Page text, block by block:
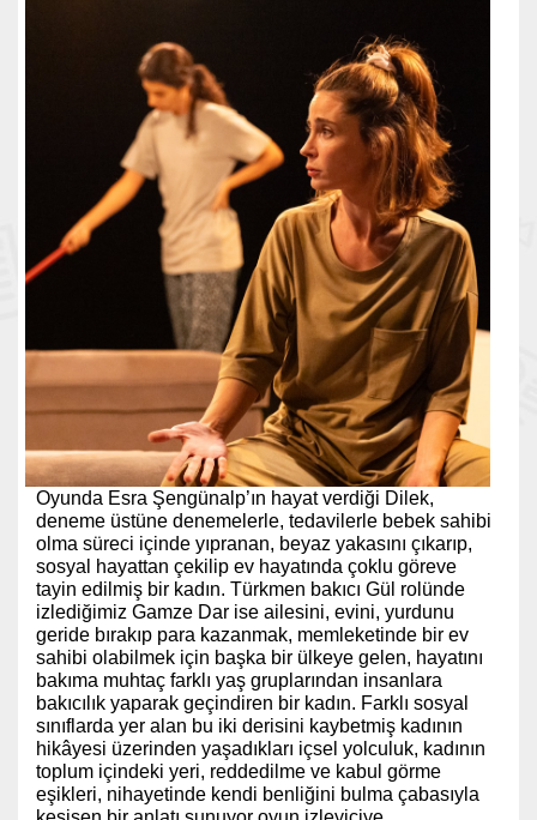
Oyunda Esra Şengünalp’ın hayat verdiği Dilek,
deneme üstüne denemelerle, tedavilerle bebek sahibi
olma süreci içinde yıpranan, beyaz yakasını çıkarıp,
sosyal hayattan çekilip ev hayatında çoklu göreve
tayin edilmiş bir kadın. Türkmen bakıcı Gül rolünde
izlediğimiz Gamze Dar ise ailesini, evini, yurdunu
geride bırakıp para kazanmak, memleketinde bir ev
sahibi olabilmek için başka bir ülkeye gelen, hayatını
bakıma muhtaç farklı yaş gruplarından insanlara
bakıcılık yaparak geçindiren bir kadın. Farklı sosyal
sınıflarda yer alan bu iki derisini kaybetmiş kadının
hikâyesi üzerinden yaşadıkları içsel yolculuk, kadının
toplum içindeki yeri, reddedilme ve kabul görme
eşikleri, nihayetinde kendi benliğini bulma çabasıyla